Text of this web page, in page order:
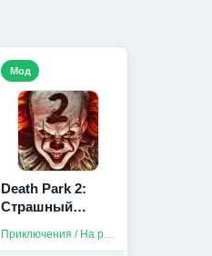
Death Park 2:
Страшный
мод меню)
Приключения / На русском / Без интернета
Мод